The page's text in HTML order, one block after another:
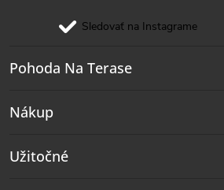
Sledovať na Instagrame
Pohoda Na Terase
Nákup
Užitočné